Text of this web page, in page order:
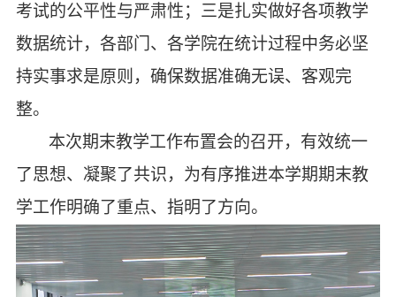
考试的公平性与严肃性；三是扎实做好各项教学
数据统计，各部门、各学院在统计过程中务必坚
持实事求是原则，确保数据准确无误、客观完
整。
本次期末教学工作布置会的召开，有效统一
了思想、凝聚了共识，为有序推进本学期期末教
学工作明确了重点、指明了方向。